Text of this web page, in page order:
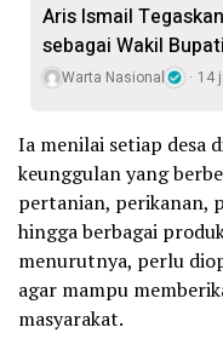
Aris Ismail
sebagai Wakil
Warta Nasional 14
Ia menilai setiap desa
keunggulan yang
pertanian, perikanan,
hingga berbagai
menurutnya, perlu
agar mampu
masyarakat.